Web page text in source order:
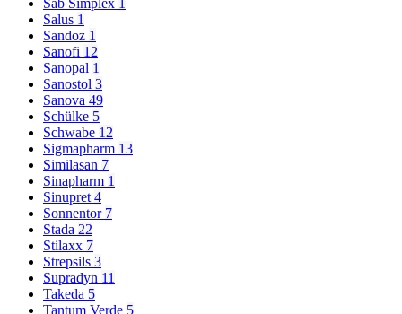
Sab Simplex 1
Salus 1
Sandoz 1
Sanofi 12
Sanopal 1
Sanostol 3
Sanova 49
Schülke 5
Schwabe 12
Sigmapharm 13
Similasan 7
Sinapharm 1
Sinupret 4
Sonnentor 7
Stada 22
Stilaxx 7
Strepsils 3
Supradyn 11
Takeda 5
Tantum Verde 5